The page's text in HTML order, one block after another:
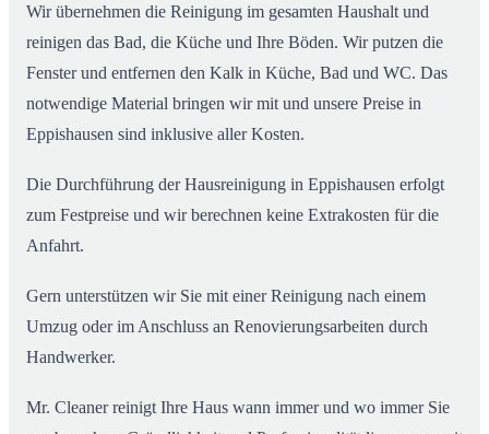
Wir übernehmen die Reinigung im gesamten Haushalt und
reinigen das Bad, die Küche und Ihre Böden. Wir putzen die
Fenster und entfernen den Kalk in Küche, Bad und WC. Das
notwendige Material bringen wir mit und unsere Preise in
Eppishausen sind inklusive aller Kosten.
Die Durchführung der Hausreinigung in Eppishausen erfolgt
zum Festpreise und wir berechnen keine Extrakosten für die
Anfahrt.
Gern unterstützen wir Sie mit einer Reinigung nach einem
Umzug oder im Anschluss an Renovierungsarbeiten durch
Handwerker.
Mr. Cleaner reinigt Ihre Haus wann immer und wo immer Sie